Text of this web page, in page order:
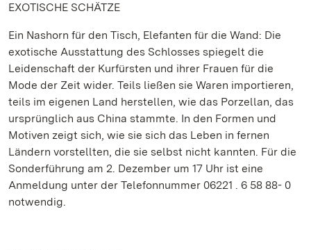
EXOTISCHE SCHÄTZE
Ein Nashorn für den Tisch, Elefanten für die Wand: Die
exotische Ausstattung des Schlosses spiegelt die
Leidenschaft der Kurfürsten und ihrer Frauen für die
Mode der Zeit wider. Teils ließen sie Waren importieren,
teils im eigenen Land herstellen, wie das Porzellan, das
ursprünglich aus China stammte. In den Formen und
Motiven zeigt sich, wie sie sich das Leben in fernen
Ländern vorstellten, die sie selbst nicht kannten. Für die
Sonderführung am 2. Dezember um 17 Uhr ist eine
Anmeldung unter der Telefonnummer 06221 . 6 58 88- 0
notwendig.